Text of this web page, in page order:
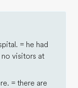
= he had
visitors at
= there are